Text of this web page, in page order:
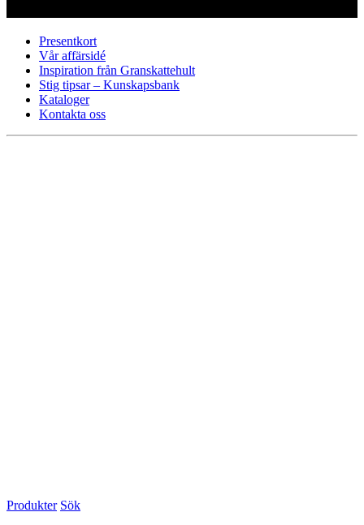
Presentkort
Vår affärsidé
Inspiration från Granskattehult
Stig tipsar – Kunskapsbank
Kataloger
Kontakta oss
Produkter Sök